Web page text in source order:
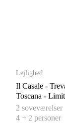
Lejlighed
Il Casale -
Toscana -
2 soveværelser
4 + 2 personer